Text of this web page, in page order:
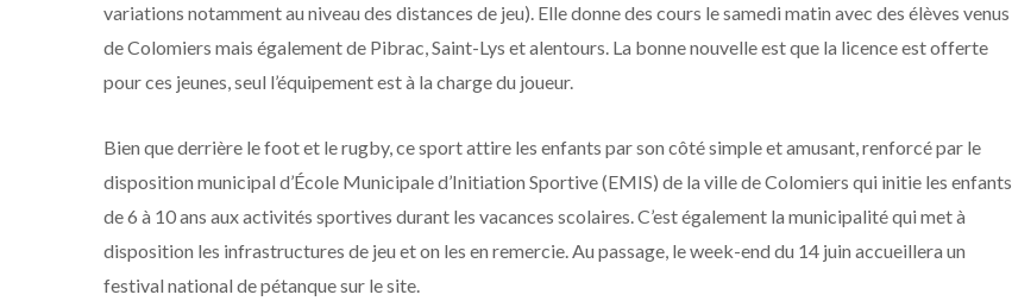
variations notamment au niveau des distances de jeu). Elle donne des cours le samedi matin avec des élèves venus
de Colomiers mais également de Pibrac, Saint-Lys et alentours. La bonne nouvelle est que la licence est offerte
pour ces jeunes, seul l’équipement est à la charge du joueur.
Bien que derrière le foot et le rugby, ce sport attire les enfants par son côté simple et amusant, renforcé par le
disposition municipal d’École Municipale d’Initiation Sportive (EMIS) de la ville de Colomiers qui initie les enfants
de 6 à 10 ans aux activités sportives durant les vacances scolaires. C’est également la municipalité qui met à
disposition les infrastructures de jeu et on les en remercie. Au passage, le week-end du 14 juin accueillera un
festival national de pétanque sur le site.